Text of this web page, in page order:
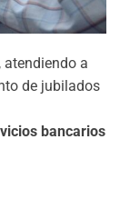
a
de jubilados
bancarios
2026
todo